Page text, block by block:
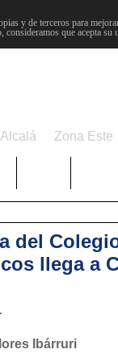
y de terceros para
consideramos que acepta
Alcalá Zona Este
del
llega a
Ibárruri